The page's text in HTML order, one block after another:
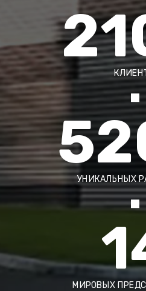
УНИКАЛЬНЫХ
МИРОВЫХ